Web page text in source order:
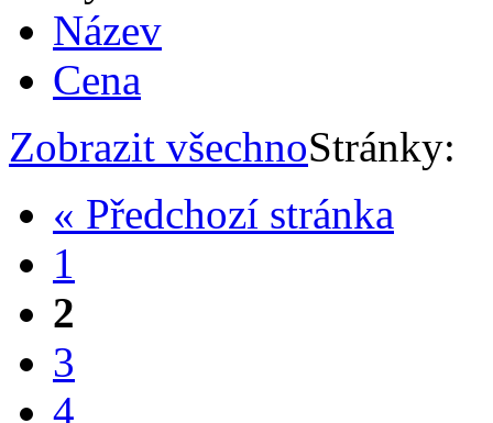
Název
Cena
Zobrazit všechnoStránky:
« Předchozí stránka
1
2
3
4